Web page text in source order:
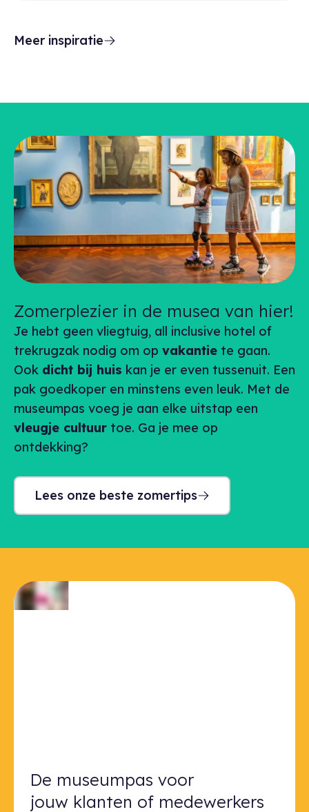
Meer inspiratie
Zomerplezier in de musea van hier!
Je hebt geen vliegtuig, all inclusive hotel of
trekrugzak nodig om op vakantie te gaan.
Ook dicht bij huis kan je er even tussenuit. Een
pak goedkoper en minstens even leuk. Met de
museumpas voeg je aan elke uitstap een
vleugje cultuur toe. Ga je mee op
ontdekking?
Lees onze beste zomertips
De museumpas voor jouw klanten
De museumpas voor
jouw klanten of medewerkers